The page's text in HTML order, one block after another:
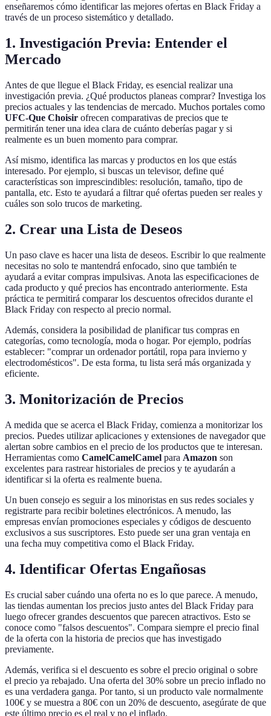
enseñaremos cómo identificar las mejores ofertas en Black Friday a
través de un proceso sistemático y detallado.
1. Investigación Previa: Entender el
Mercado
Antes de que llegue el Black Friday, es esencial realizar una
investigación previa. ¿Qué productos planeas comprar? Investiga los
precios actuales y las tendencias de mercado. Muchos portales como
UFC-Que Choisir ofrecen comparativas de precios que te
permitirán tener una idea clara de cuánto deberías pagar y si
realmente es un buen momento para comprar.
Así mismo, identifica las marcas y productos en los que estás
interesado. Por ejemplo, si buscas un televisor, define qué
características son imprescindibles: resolución, tamaño, tipo de
pantalla, etc. Esto te ayudará a filtrar qué ofertas pueden ser reales y
cuáles son solo trucos de marketing.
2. Crear una Lista de Deseos
Un paso clave es hacer una lista de deseos. Escribir lo que realmente
necesitas no solo te mantendrá enfocado, sino que también te
ayudará a evitar compras impulsivas. Anota las especificaciones de
cada producto y qué precios has encontrado anteriormente. Esta
práctica te permitirá comparar los descuentos ofrecidos durante el
Black Friday con respecto al precio normal.
Además, considera la posibilidad de planificar tus compras en
categorías, como tecnología, moda o hogar. Por ejemplo, podrías
establecer: "comprar un ordenador portátil, ropa para invierno y
electrodomésticos". De esta forma, tu lista será más organizada y
eficiente.
3. Monitorización de Precios
A medida que se acerca el Black Friday, comienza a monitorizar los
precios. Puedes utilizar aplicaciones y extensiones de navegador que
alertan sobre cambios en el precio de los productos que te interesan.
Herramientas como CamelCamelCamel para Amazon son
excelentes para rastrear historiales de precios y te ayudarán a
identificar si la oferta es realmente buena.
Un buen consejo es seguir a los minoristas en sus redes sociales y
registrarte para recibir boletines electrónicos. A menudo, las
empresas envían promociones especiales y códigos de descuento
exclusivos a sus suscriptores. Esto puede ser una gran ventaja en
una fecha muy competitiva como el Black Friday.
4. Identificar Ofertas Engañosas
Es crucial saber cuándo una oferta no es lo que parece. A menudo,
las tiendas aumentan los precios justo antes del Black Friday para
luego ofrecer grandes descuentos que parecen atractivos. Esto se
conoce como "falsos descuentos". Compara siempre el precio final
de la oferta con la historia de precios que has investigado
previamente.
Además, verifica si el descuento es sobre el precio original o sobre
el precio ya rebajado. Una oferta del 30% sobre un precio inflado no
es una verdadera ganga. Por tanto, si un producto vale normalmente
100€ y se muestra a 80€ con un 20% de descuento, asegúrate de que
este último precio es el real y no el inflado.